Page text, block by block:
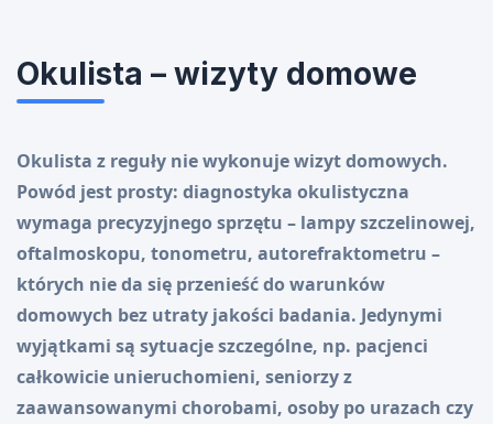
Okulista – wizyty domowe
Okulista z reguły nie wykonuje wizyt domowych.
Powód jest prosty: diagnostyka okulistyczna
wymaga precyzyjnego sprzętu – lampy szczelinowej,
oftalmoskopu, tonometru, autorefraktometru –
których nie da się przenieść do warunków
domowych bez utraty jakości badania. Jedynymi
wyjątkami są sytuacje szczególne, np. pacjenci
całkowicie unieruchomieni, seniorzy z
zaawansowanymi chorobami, osoby po urazach czy